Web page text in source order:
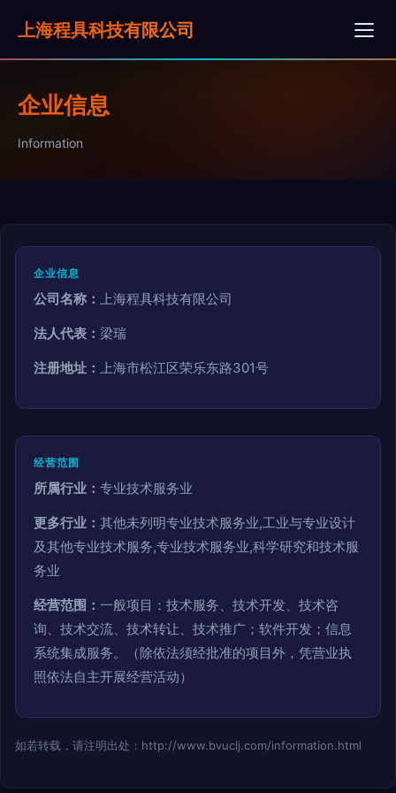
上海程具科技有限公司
企业信息
Information
企业信息
公司名称： 上海程具科技有限公司
法人代表： 梁瑞
注册地址： 上海市松江区荣乐东路301号
经营范围
所属行业： 专业技术服务业
更多行业： 其他未列明专业技术服务业,工业与专业设计
及其他专业技术服务,专业技术服务业,科学研究和技术服
务业
经营范围： 一般项目：技术服务、技术开发、技术咨
询、技术交流、技术转让、技术推广；软件开发；信息
系统集成服务。（除依法须经批准的项目外，凭营业执
照依法自主开展经营活动）
如若转载，请注明出处：http://www.bvuclj.com/information.html